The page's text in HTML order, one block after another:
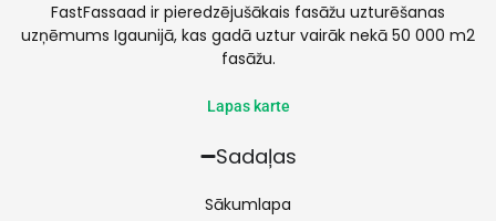
FastFassaad ir pieredzējušākais fasāžu uzturēšanas
uzņēmums Igaunijā, kas gadā uztur vairāk nekā 50 000 m2
fasāžu.
Lapas karte
Sadaļas
Sākumlapa